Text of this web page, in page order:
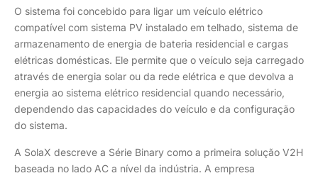
O sistema foi concebido para ligar um veículo elétrico
compatível com sistema PV instalado em telhado, sistema de
armazenamento de energia de bateria residencial e cargas
elétricas domésticas. Ele permite que o veículo seja carregado
através de energia solar ou da rede elétrica e que devolva a
energia ao sistema elétrico residencial quando necessário,
dependendo das capacidades do veículo e da configuração
do sistema.
A SolaX descreve a Série Binary como a primeira solução V2H
baseada no lado AC a nível da indústria. A empresa